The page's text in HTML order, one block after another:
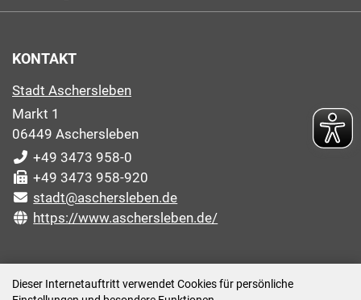
Dieser Internetauftritt verwendet Cookies für persönliche
KONTAKT
Stadt Aschersleben
Markt 1
06449 Aschersleben
+49 3473 958-0
+49 3473 958-920
stadt@aschersleben.de
https://www.aschersleben.de/